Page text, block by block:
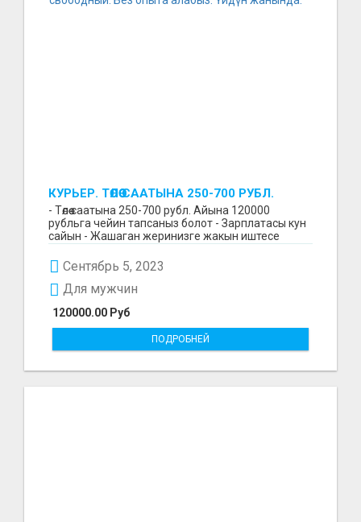
КУРЬЕР. ТӨЛӨӨ СААТЫНА 250-700 РУБЛ.
ЖУМУШ ГРАФИГИ СВОБОДНЫЙ. БЕЗ
ОПЫТА АЛАБЫЗ. ҮЙДҮН ЖАНЫНДА.
- Төлөө саатына 250-700 рубл. Айына 120000
рубльга чейин тапсаныз болот - Зарплатасы кун
сайын - Жашаган жеринизге жакын иштесе
Сентябрь 5, 2023
120000.00 Руб
Для мужчин
ПОДРОБНЕЙ